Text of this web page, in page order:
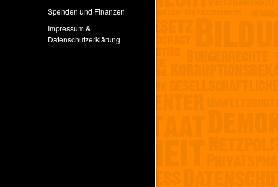
Spenden und Finanzen
Impressum &
Datenschutzerklärung